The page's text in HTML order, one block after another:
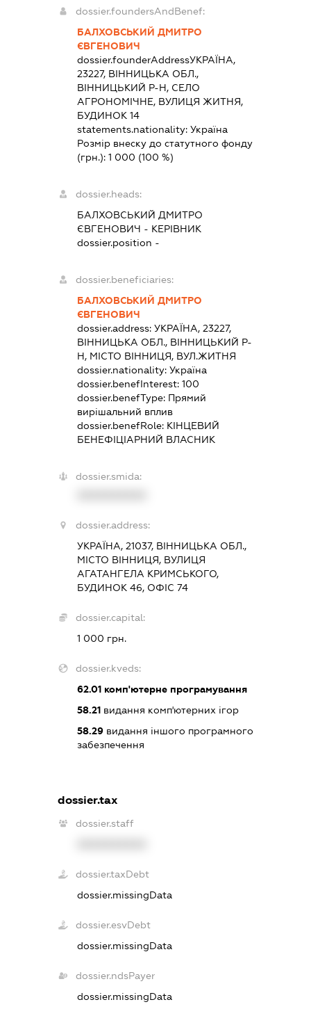
dossier.foundersAndBenef:
БАЛХОВСЬКИЙ ДМИТРО
ЄВГЕНОВИЧ
dossier.founderAddressУКРАЇНА,
23227, ВІННИЦЬКА ОБЛ.,
ВІННИЦЬКИЙ Р-Н, СЕЛО
АГРОНОМІЧНЕ, ВУЛИЦЯ ЖИТНЯ,
БУДИНОК 14
statements.nationality: Україна
Розмір внеску до статутного фонду
(грн.): 1 000 (100 %)
dossier.heads:
БАЛХОВСЬКИЙ ДМИТРО
ЄВГЕНОВИЧ - КЕРІВНИК
dossier.position -
dossier.beneficiaries:
БАЛХОВСЬКИЙ ДМИТРО
ЄВГЕНОВИЧ
dossier.address: УКРАЇНА, 23227,
ВІННИЦЬКА ОБЛ., ВІННИЦЬКИЙ Р-
Н, МІСТО ВІННИЦЯ, ВУЛ.ЖИТНЯ
dossier.nationality: Україна
dossier.benefInterest: 100
dossier.benefType: Прямий
вирішальний вплив
dossier.benefRole: КІНЦЕВИЙ
БЕНЕФІЦІАРНИЙ ВЛАСНИК
dossier.smida:
dossier.address:
УКРАЇНА, 21037, ВІННИЦЬКА ОБЛ.,
МІСТО ВІННИЦЯ, ВУЛИЦЯ
АГАТАНГЕЛА КРИМСЬКОГО,
БУДИНОК 46, ОФІС 74
dossier.capital:
1 000 грн.
dossier.kveds:
62.01комп'ютерне програмування
58.21видання комп'ютерних ігор
58.29видання іншого програмного
забезпечення
dossier.tax
dossier.staff
dossier.taxDebt
dossier.missingData
dossier.esvDebt
dossier.missingData
dossier.ndsPayer
dossier.missingData